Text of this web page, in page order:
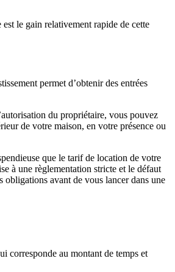
le gain relativement rapide de cette
permet d’obtenir des entrées
du propriétaire, vous pouvez
de votre maison, en votre présence ou
que le tarif de location de votre
à une règlementation stricte et le défaut
obligations avant de vous lancer dans une
corresponde au montant de temps et